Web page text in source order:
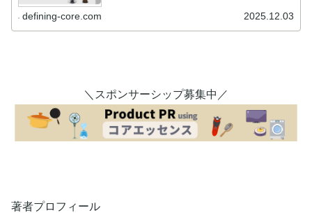
defining-core.com 2025.12.03
＼スポンサーシップ募集中／
著者プロフィール